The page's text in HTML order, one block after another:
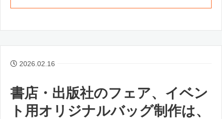
2026.02.16
書店・出版社のフェア、イベン
ト用オリジナルバッグ制作は、